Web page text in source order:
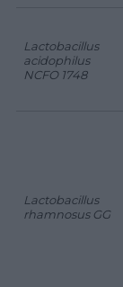
Lactobacillus
acidophilus
NCFO 1748
Lactobacillus
rhamnosus GG